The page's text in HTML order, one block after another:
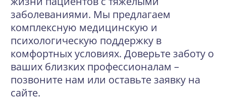
заболеваниями. Мы предлагаем
комплексную медицинскую и
психологическую поддержку в
комфортных условиях. Доверьте заботу о
ваших близких профессионалам –
позвоните нам или оставьте заявку на
сайте.